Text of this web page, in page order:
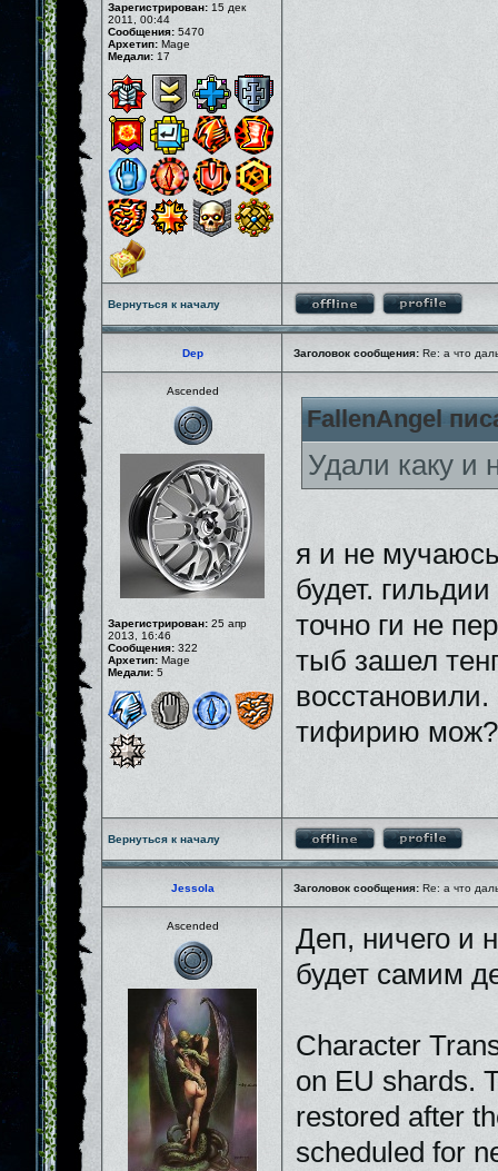
Зарегистрирован: 15 дек
2011, 00:44
Сообщения: 5470
Архетип: Mage
Медали: 17
Вернуться к началу
Dep Заголовок сообщения: Re: а что
Ascended
Зарегистрирован: 25 апр
2013, 16:46
Сообщения: 322
Архетип: Mage
Медали: 5
FallenAngel
Удали каку и
я и не
будет.
точно ги не
тыб зашел
тифирию мож?
Вернуться к началу
Jessola Заголовок сообщения: Re: а что
Ascended
Деп, ничего и
будет самим
Character
on EU shards.
restored after
scheduled for